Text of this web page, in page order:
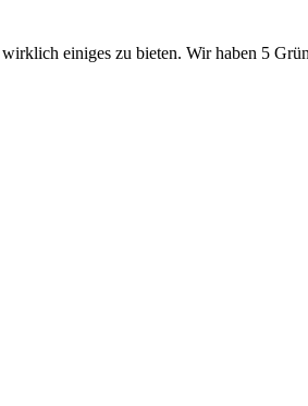
wirklich einiges zu bieten. Wir haben 5